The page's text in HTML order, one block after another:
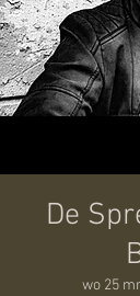
De
wo 25